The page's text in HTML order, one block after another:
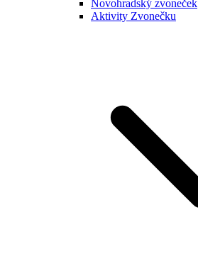
Novohradský zvoneček
Aktivity Zvonečku